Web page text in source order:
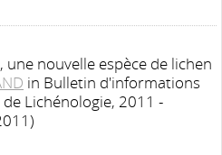
une nouvelle espèce de lichen
in Bulletin d'informations
Lichénologie, 2011 -